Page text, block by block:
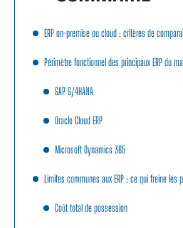
ERP on-premise ou cloud : critères de
Périmètre fonctionnel des principaux ERP du
SAP S/4HANA
Oracle Cloud ERP
Microsoft Dynamics 365
Limites communes aux ERP : ce qui freine les
Coût total de possession